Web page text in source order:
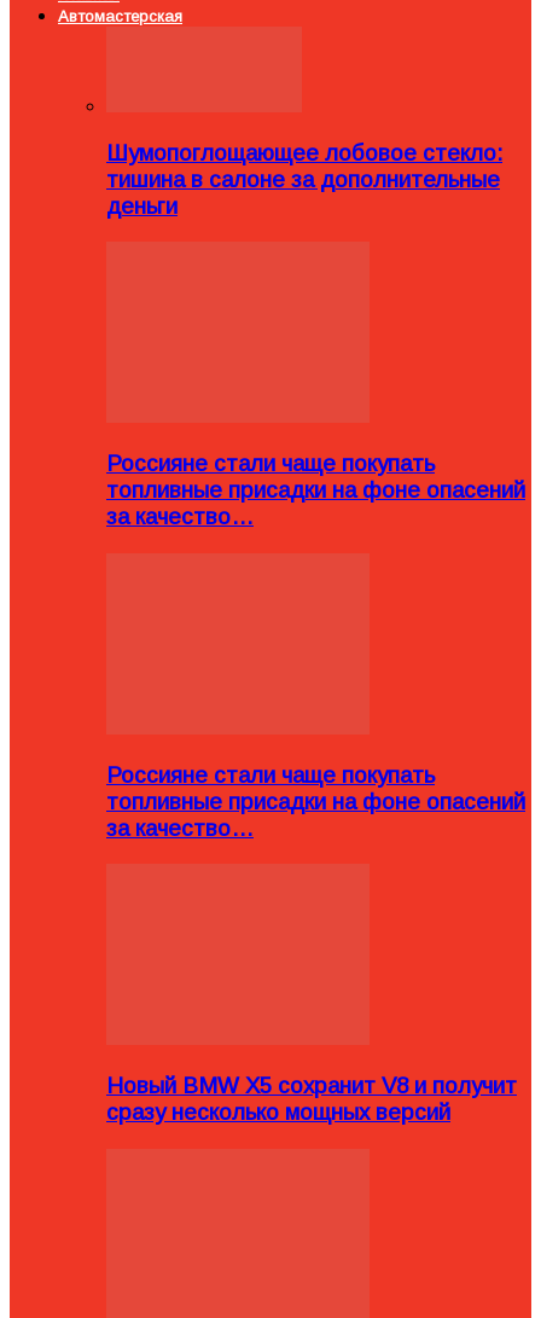
Автомастерская
Шумопоглощающее лобовое стекло:
тишина в салоне за дополнительные
деньги
Россияне стали чаще покупать
топливные присадки на фоне опасений
за качество…
Россияне стали чаще покупать
топливные присадки на фоне опасений
за качество…
Новый BMW X5 сохранит V8 и получит
сразу несколько мощных версий